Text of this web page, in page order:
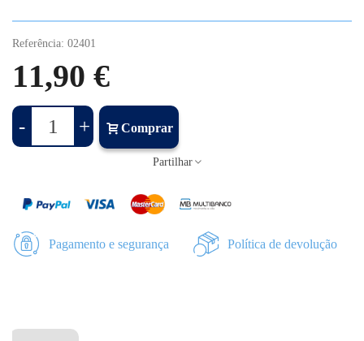
Referência: 02401
11,90 €
- + Comprar
Partilhar
Pagamento e segurança Política de devolução